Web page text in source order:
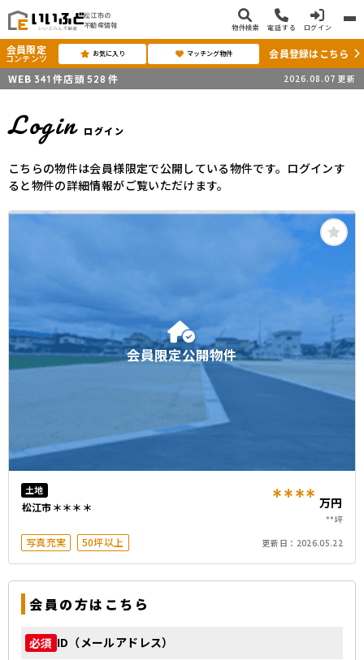
松江市の
不動産情報
物件検索 電話する ログイン
会員限定
コンテンツ お気に入り マッチング物件
会員登録はこちら
WEB 341 件店頭 528 件 2026.08.07 更新
Login ログイン
こちらの物件は会員様限定で公開している物件です。ログインす
ると物件の詳細情報がご覧いただけます。
会員限定公開物件
土地
松江市＊＊＊＊ **** 万円
**坪
写真充実 50坪以上 更新日： 2026.05.22
会員の方はこちら
必須 ID（メールアドレス）